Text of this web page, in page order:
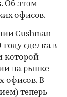
Об этом
офисов.
Cushman
сделка в
которой
на рынке
офисов. В
теперь